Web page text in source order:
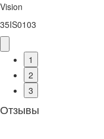
Vision
35IS0103
1
2
3
Отзывы